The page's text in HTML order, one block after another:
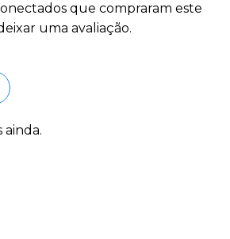
ainda.
que compraram este
uma avaliação.